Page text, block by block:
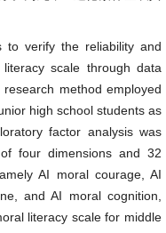
verify the reliability and
scale through data
method employed
high school students as
factor analysis was
four dimensions and 32
AI moral courage, AI
and AI moral cognition,
literacy scale for middle